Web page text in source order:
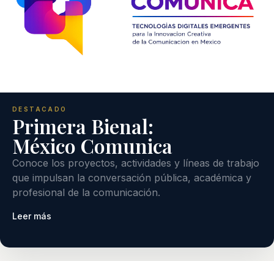
DESTACADO
Primera Bienal:
México Comunica
Conoce los proyectos, actividades y líneas de trabajo
que impulsan la conversación pública, académica y
profesional de la comunicación.
Leer más